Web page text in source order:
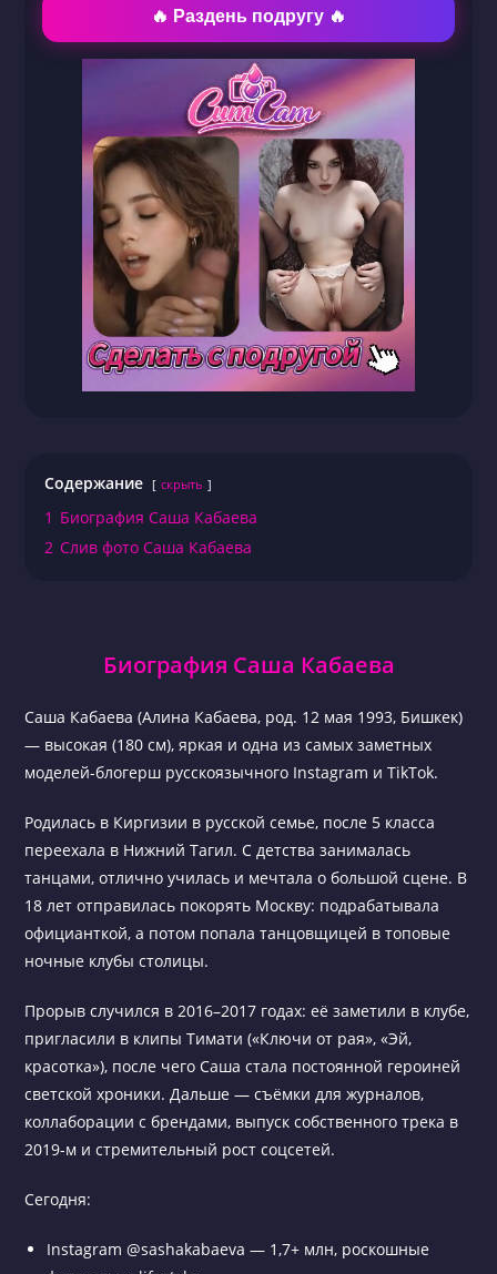
🔥 Раздень подругу 🔥
Содержание скрыть
1 Биография Саша Кабаева
2 Слив фото Саша Кабаева
Биография Саша Кабаева
Саша Кабаева (Алина Кабаева, род. 12 мая 1993, Бишкек)
— высокая (180 см), яркая и одна из самых заметных
моделей-блогерш русскоязычного Instagram и TikTok.
Родилась в Киргизии в русской семье, после 5 класса
переехала в Нижний Тагил. С детства занималась
танцами, отлично училась и мечтала о большой сцене. В
18 лет отправилась покорять Москву: подрабатывала
официанткой, а потом попала танцовщицей в топовые
ночные клубы столицы.
Прорыв случился в 2016–2017 годах: её заметили в клубе,
пригласили в клипы Тимати («Ключи от рая», «Эй,
красотка»), после чего Саша стала постоянной героиней
светской хроники. Дальше — съёмки для журналов,
коллаборации с брендами, выпуск собственного трека в
2019-м и стремительный рост соцсетей.
Сегодня:
Instagram @sashakabaeva — 1,7+ млн, роскошные